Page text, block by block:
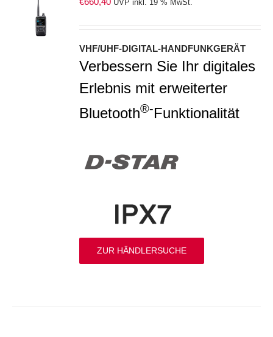
UVP inkl. 19 % MwSt.
VHF/UHF-DIGITAL-HANDFUNKGERÄT
Verbessern Sie Ihr digitales
Erlebnis mit erweiterter
Bluetooth®-Funktionalität
ZUR HÄNDLERSUCHE